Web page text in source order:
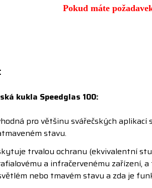
Pokud máte
kukla Speedglas 100:
pro většinu svářečských aplikací
stavu.
trvalou ochranu (ekvivalentní
a infračervenému zařízení,
nebo tmavém stavu a zda je